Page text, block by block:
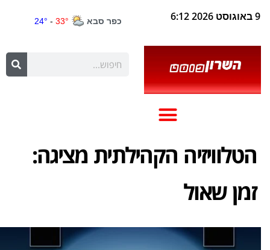
9 באוגוסט 2026 6:12
הטלוויזיה הקהילתית מציגה:
זמן שאול